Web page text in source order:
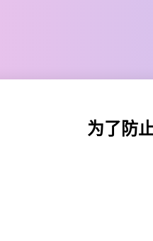
为了防